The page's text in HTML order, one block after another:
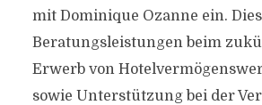
mit Dominique Ozanne ein.
Beratungsleistungen beim
Erwerb von
sowie Unterstützung bei der